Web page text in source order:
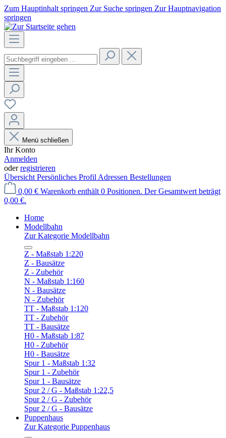
Zum Hauptinhalt springen Zur Suche springen Zur Hauptnavigation
springen
Menü schließen
Ihr Konto
Anmelden
oderregistrieren
Übersicht Persönliches Profil Adressen Bestellungen
0,00 € Warenkorb enthält 0 Positionen. Der Gesamtwert beträgt
0,00 €.
Home
Modellbahn
Zur Kategorie Modellbahn
Z - Maßstab 1:220
Z - Bausätze
Z - Zubehör
N - Maßstab 1:160
N - Bausätze
N - Zubehör
TT - Maßstab 1:120
TT - Zubehör
TT - Bausätze
H0 - Maßstab 1:87
H0 - Zubehör
H0 - Bausätze
Spur 1 - Maßstab 1:32
Spur 1 - Zubehör
Spur 1 - Bausätze
Spur 2 / G - Maßstab 1:22,5
Spur 2 / G - Zubehör
Spur 2 / G - Bausätze
Puppenhaus
Zur Kategorie Puppenhaus